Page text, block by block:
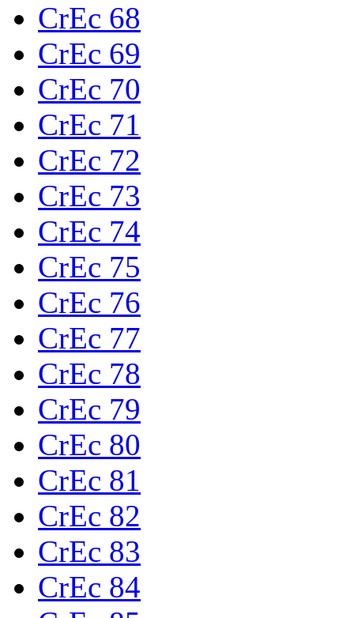
CrEc 68
CrEc 69
CrEc 70
CrEc 71
CrEc 72
CrEc 73
CrEc 74
CrEc 75
CrEc 76
CrEc 77
CrEc 78
CrEc 79
CrEc 80
CrEc 81
CrEc 82
CrEc 83
CrEc 84